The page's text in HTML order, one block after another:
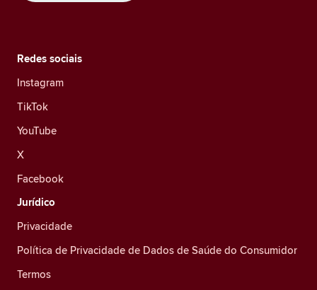
Redes sociais
Instagram
TikTok
YouTube
X
Facebook
Jurídico
Privacidade
Política de Privacidade de Dados de Saúde do Consumidor
Termos